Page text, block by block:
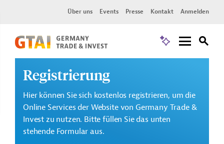
Über uns Events Presse Kontakt Anmelden
Registrierung
Hier können Sie sich kostenlos registrieren, um die
Online Services der Website von Germany Trade &
Invest zu nutzen. Bitte füllen Sie das unten
stehende Formular aus.